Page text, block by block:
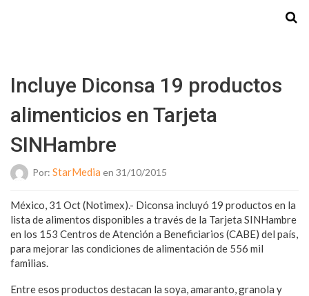
Incluye Diconsa 19 productos
alimenticios en Tarjeta
SINHambre
Por: StarMedia en 31/10/2015
México, 31 Oct (Notimex).- Diconsa incluyó 19 productos en la
lista de alimentos disponibles a través de la Tarjeta SINHambre
en los 153 Centros de Atención a Beneficiarios (CABE) del país,
para mejorar las condiciones de alimentación de 556 mil
familias.
Entre esos productos destacan la soya, amaranto, granola y